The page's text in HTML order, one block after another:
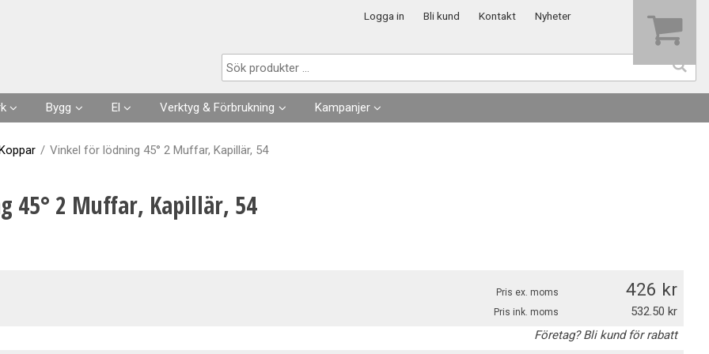
Logga in Bli kund Kontakt Nyheter
Bygg
Husgrunder
El
Kabel
Skarvsladdar, stickproppar
Verktyg & Förbrukning
Förbrukningsvaror
Kläder
Kampanjer
/ Vinkel för lödning 45° 2 Muffar, Kapillär, 54
45° 2 Muffar, Kapillär, 54
Pris ex. moms 426
Pris ink. moms
532.50
Företag? Bli kund för rabatt